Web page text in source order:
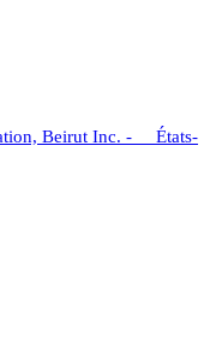
Beirut Inc. - États-